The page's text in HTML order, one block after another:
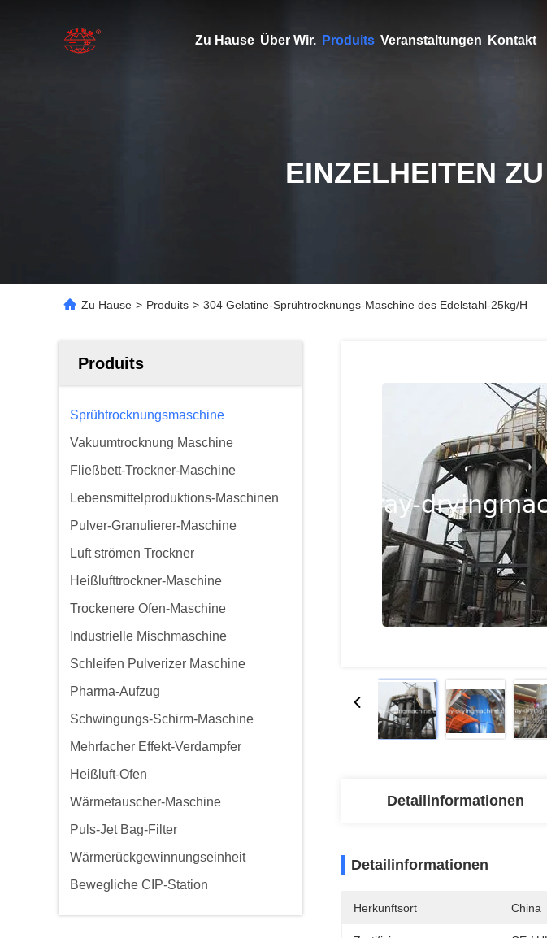
Zu Hause Über Wir. Produits Veranstaltungen Kontakt
EINZELHEITEN
Zu Hause > Produits > 304 Gelatine-Sprühtrocknungs-Maschine des Edelstahl-25kg/H
Produits
Sprühtrocknungsmaschine
Vakuumtrocknung Maschine
Fließbett-Trockner-Maschine
Lebensmittelproduktions-Maschinen
Pulver-Granulierer-Maschine
Luft strömen Trockner
Heißlufttrockner-Maschine
Trockenere Ofen-Maschine
Industrielle Mischmaschine
Schleifen Pulverizer Maschine
Pharma-Aufzug
Schwingungs-Schirm-Maschine
Mehrfacher Effekt-Verdampfer
Heißluft-Ofen
Wärmetauscher-Maschine
Puls-Jet Bag-Filter
Wärmerückgewinnungseinheit
Bewegliche CIP-Station
Detailinformationen
Detailinformationen
Herkunftsort China